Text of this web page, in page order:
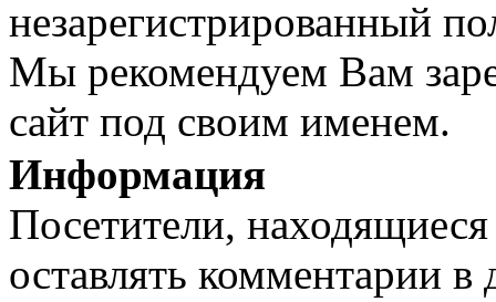
незарегистрированный
Мы рекомендуем Вам
сайт под своим именем.
Информация
Посетители,
оставлять комментарии в